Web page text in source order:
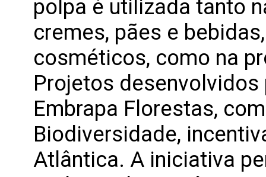
polpa é utilizada tanto
cremes, pães e
cosméticos, como na
Projetos desenvolvidos
Embrapa Florestas,
Biodiversidade,
Atlântica. A iniciativa